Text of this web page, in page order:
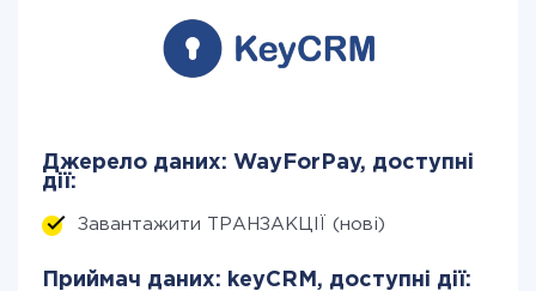
Джерело даних: WayForPay, доступні
дії:
Завантажити ТРАНЗАКЦІЇ (нові)
Приймач даних: keyCRM, доступні дії: